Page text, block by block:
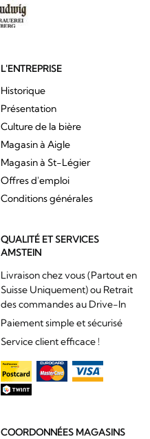
L'ENTREPRISE
Historique
Présentation
Culture de la bière
Magasin à Aigle
Magasin à St-Légier
Offres d'emploi
Conditions générales
QUALITÉ ET SERVICES
AMSTEIN
Livraison chez vous (Partout en
Suisse Uniquement) ou Retrait
des commandes au Drive-In
Paiement simple et sécurisé
Service client efficace !
COORDONNÉES MAGASINS